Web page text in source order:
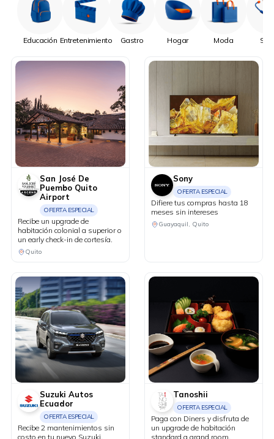
Educación Entretenimiento Gastro Hogar Moda
San José De
Puembo Quito
Airport
OFERTA ESPECIAL
Recibe un upgrade de
habitación colonial a superior o
un early check-in de cortesía.
Quito
Sony
OFERTA ESPECIAL
Difiere tus compras hasta 18
meses sin intereses
Guayaquil, Quito
Suzuki Autos
Ecuador
OFERTA ESPECIAL
Recibe 2 mantenimientos sin
costo en tu nuevo Suzuki.
Tanoshii
OFERTA ESPECIAL
Paga con Diners y disfruta de
un upgrade de habitación
standard a grand room.